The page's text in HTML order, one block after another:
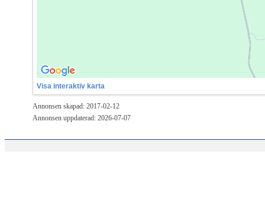
Visa interaktiv karta
Annonsen skapad: 2017-02-12
Annonsen uppdaterad: 2026-07-07